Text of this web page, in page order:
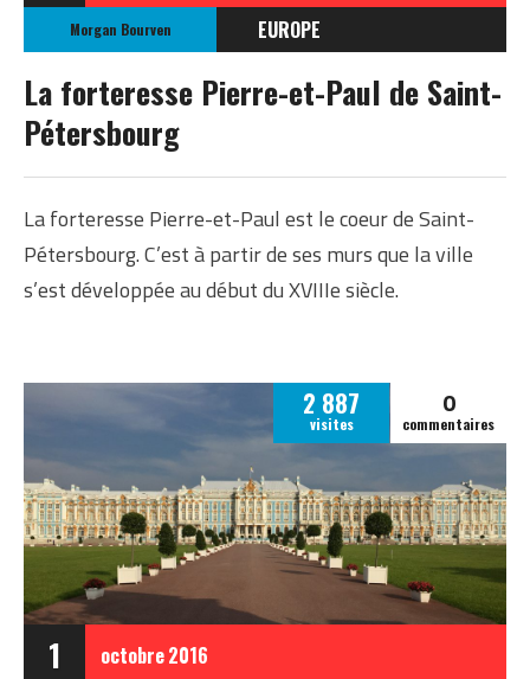
Morgan Bourven
EUROPE
RUSSIE
La forteresse Pierre-et-Paul de Saint-
Pétersbourg
La forteresse Pierre-et-Paul est le coeur de Saint-
Pétersbourg. C’est à partir de ses murs que la ville
s’est développée au début du XVIIIe siècle.
1 octobre2016
2 887
visites
0
commentaires